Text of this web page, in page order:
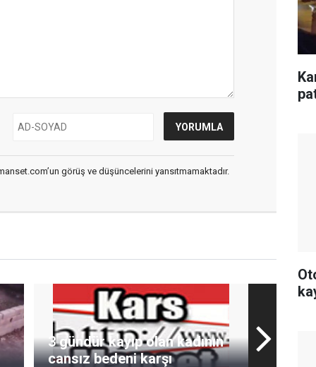
görüş ve düşüncelerini yansıtmamaktadır.
3 gündür kayıp olan kadının
cansız bedeni karşı